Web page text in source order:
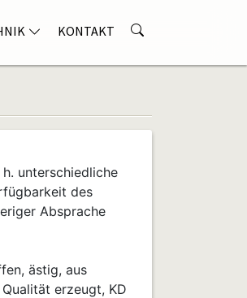
KONTAKT
unterschiedliche
des
Absprache
ästig, aus
erzeugt, KD